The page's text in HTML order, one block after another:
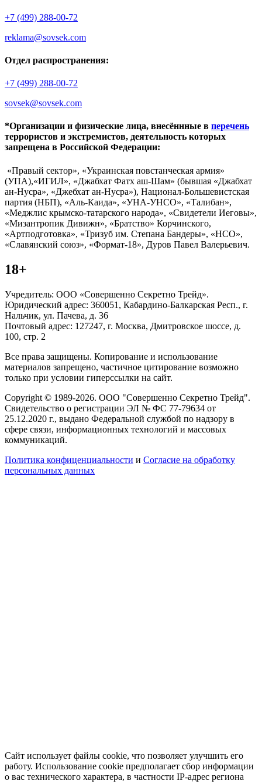
+7 (499) 288-00-72
reklama@sovsek.com
Отдел распространения:
+7 (499) 288-00-72
sovsek@sovsek.com
*Организации и физические лица, внесённные в перечень
террористов и экстремистов, деятельность которых
запрещена в Российской Федерации:
«Правый сектор», «Украинская повстанческая армия»
(УПА),«ИГИЛ», «Джабхат Фатх аш-Шам» (бывшая «Джабхат
ан-Нусра», «Джебхат ан-Нусра»), Национал-Большевистская
партия (НБП), «Аль-Каида», «УНА-УНСО», «Талибан»,
«Меджлис крымско-татарского народа», «Свидетели Иеговы»,
«Мизантропик Дивижн», «Братство» Корчинского,
«Артподготовка», «Тризуб им. Степана Бандеры», «НСО»,
«Славянский союз», «Формат-18», Дуров Павел Валерьевич.
18+
Учредитель: ООО «Совершенно Секретно Трейд».
Юридический адрес: 360051, Кабардино-Балкарская Респ., г.
Нальчик, ул. Пачева, д. 36
Почтовый адрес: 127247, г. Москва, Дмитровское шоссе, д.
100, стр. 2
Все права защищены. Копирование и использование
материалов запрещено, частичное цитирование возможно
только при условии гиперссылки на сайт.
Copyright © 1989-2026. ООО "Совершенно Секретно Трейд".
Свидетельство о регистрации ЭЛ № ФС 77-79634 от
25.12.2020 г., выдано Федеральной службой по надзору в
сфере связи, информационных технологий и массовых
коммуникаций.
Политика конфиценциальности и Согласие на обработку
персональных данных
Сайт использует файлы cookie, что позволяет улучшить его
работу. Использование cookie предполагает сбор информации
о вас технического характера, в частности IP-адрес региона